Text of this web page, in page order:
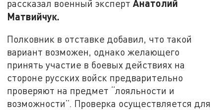
рассказал военный экспертАнатолий
Матвийчук.
Полковник в отставке добавил, что такой
вариант возможен, однако желающего
принять участие в боевых действиях на
стороне русских войск предварительно
проверяют на предмет “лояльности и
возможности”. Проверка осуществляется для